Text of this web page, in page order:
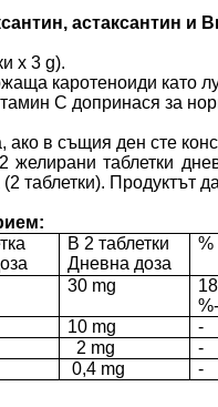
астаксантин и
x 3 g).
каротеноиди като
С допринася за
в същия ден сте
желирани таблетки
таблетки). Продуктът
В 2 таблетки
Дневна доза
%
30 mg
10 mg
-
2 mg
-
0,4 mg
-